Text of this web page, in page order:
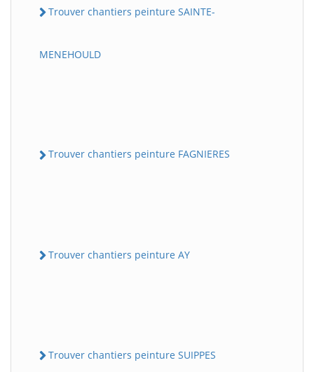
Trouver chantiers peinture SAINTE-
MENEHOULD
Trouver chantiers peinture FAGNIERES
Trouver chantiers peinture AY
Trouver chantiers peinture SUIPPES